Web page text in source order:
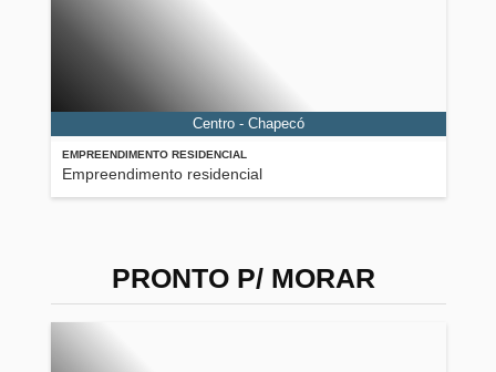
EMPREENDIMENTO RESIDENCIAL
Empreendimento residencial
Centro - Chapecó
PRONTO P/ MORAR